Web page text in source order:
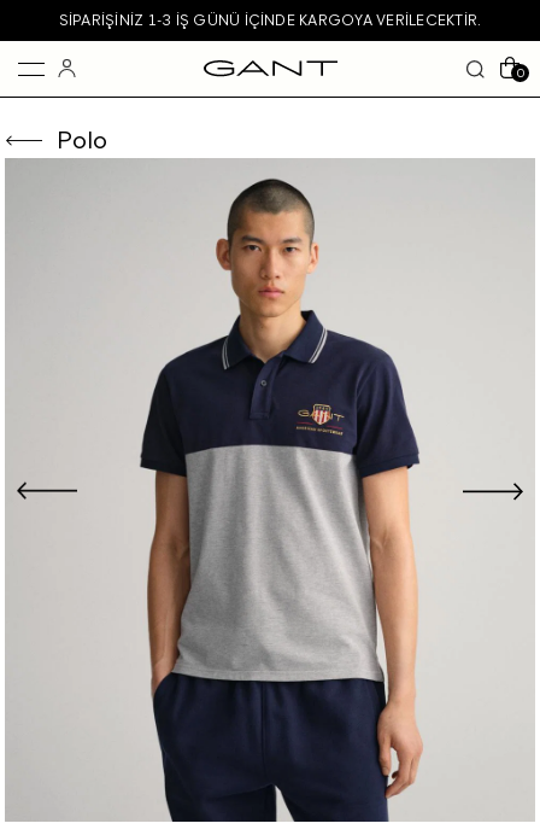
SIPARIŞINIZ 1-3 IŞ GÜNÜ IÇINDE KARGOYA VERILECEKTIR.
0
Polo